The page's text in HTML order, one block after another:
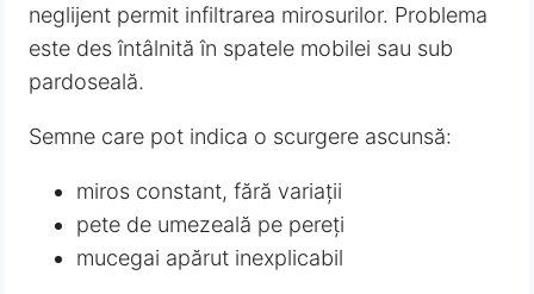
neglijent permit infiltrarea mirosurilor. Problema
este des întâlnită în spatele mobilei sau sub
pardoseală.
Semne care pot indica o scurgere ascunsă:
miros constant, fără variații
pete de umezeală pe pereți
mucegai apărut inexplicabil